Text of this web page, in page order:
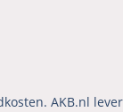
AKB.nl